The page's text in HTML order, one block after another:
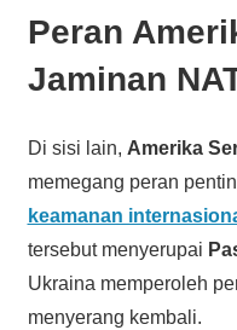
Peran
Jaminan
Di sisi lain, Amerika
memegang peran
keamanan
tersebut menyerupai
Ukraina memperoleh
menyerang kembali.